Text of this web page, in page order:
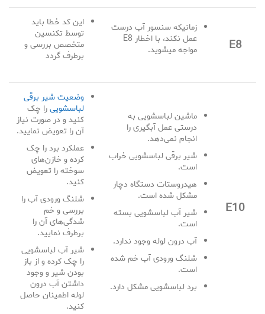
E8
زمانیکه سنسور آب درست
عمل نکند، با اخطار E8
مواجه میشوید.
این کد خطا باید
توسط تکنسین
متخصص بررسی و
برطرف گردد
E10
ماشین لباسشویی به
درستی عمل آبگیری را
انجام نمی‌دهد.
شیر برقی لباسشویی خراب
است.
هیدروستات دستگاه دچار
مشکل شده است.
شیر آب لباسشویی بسته
است.
آب درون لوله وجود ندارد.
شلنگ ورودی آب خم شده
است.
برد لباسشویی مشکل دارد.
وضعیت شیر برقی
لباسشوییرا چک
کنید و در صورت نیاز
آن را تعویض نمایید.
عملکرد برد را چک
کرده و خازن‌های
سوخته را تعویض
کنید.
شلنگ ورودی آب را
بررسی و خم
شدگی‌های آن را
برطرف نمایید.
شیر آب لباسشویی
را چک کرده و از باز
بودن شیر و وجود
داشتن آب درون
لوله اطمینان حاصل
کنید.